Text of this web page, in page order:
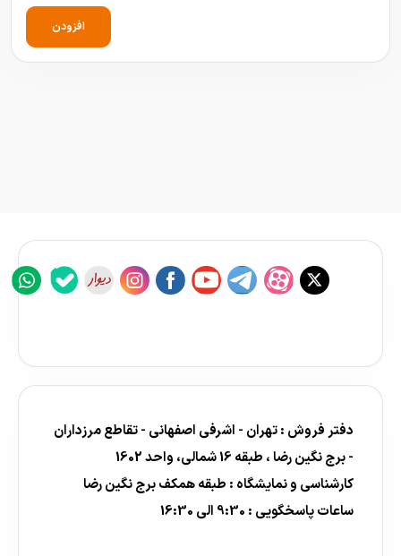
افزودن
دفتر فروش : تهران - اشرفی اصفهانی - تقاطع مرزداران
- برج نگین رضا ، طبقه 16 شمالی، واحد 1602
کارشناسی و نمایشگاه : طبقه همکف برج نگین رضا
ساعات پاسخگویی : 9:30 الی 16:30